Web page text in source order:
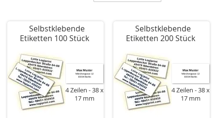
Selbstklebende
Etiketten 100 Stück
4 Zeilen
38 x
17 mm
Selbstklebende
Etiketten 200 Stück
4 Zeilen
38 x
17 mm